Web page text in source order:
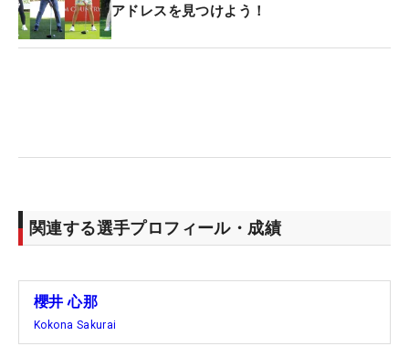
アドレスを見つけよう！
関連する選手プロフィール・成績
櫻井 心那
Kokona Sakurai